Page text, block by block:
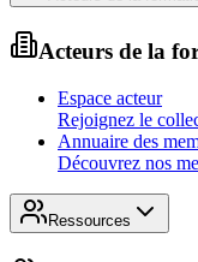
Acteurs de la
Espace acteur
Rejoignez le
Annuaire des
Découvrez nos
Ressources